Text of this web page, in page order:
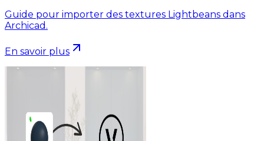
Guide pour importer des textures Lightbeans dans
Archicad.
En savoir plus